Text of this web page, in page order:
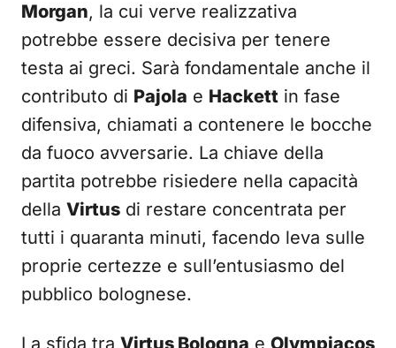
Morgan, la cui verve realizzativa
potrebbe essere decisiva per tenere
testa ai greci. Sarà fondamentale anche il
contributo di Pajola e Hackett in fase
difensiva, chiamati a contenere le bocche
da fuoco avversarie. La chiave della
partita potrebbe risiedere nella capacità
della Virtus di restare concentrata per
tutti i quaranta minuti, facendo leva sulle
proprie certezze e sull’entusiasmo del
pubblico bolognese.
La sfida tra Virtus Bologna e Olympiacos